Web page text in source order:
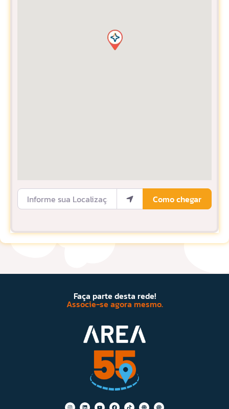
Informe sua Localização
Como chegar
Faça parte desta rede!
Associe-se agora mesmo.